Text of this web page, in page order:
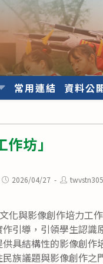
常用連結 資料公
坊」
Post2026/04/27
Posttwvstn305
化與影像創作培力工
引導，引領學生認
具結構性的影像創
族議題與影像創作